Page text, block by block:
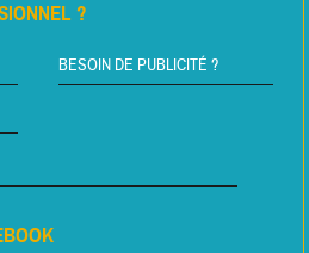
?
BESOIN DE PUBLICITÉ ?